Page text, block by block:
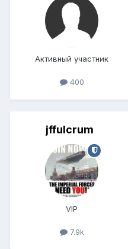
Активный участник
400
jffulcrum
VIP
7.9k